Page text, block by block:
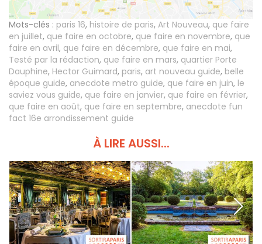
Mots-clés : paris 16, histoire de paris, Art Nouveau, que faire
en juillet, que faire en octobre, que faire en novembre, que
faire en avril, que faire en décembre, que faire en mai,
Testé par la rédaction, que faire en mars, quartier Porte
Dauphine, Hector Guimard, paris, art nouveau guide, belle
époque guide, anecdote metro guide, que faire en juin, le
saviez vous guide, que faire en janvier, que faire en février,
que faire en août, que faire en septembre, anecdote fun
fact 16e arrondissement guide
À LIRE AUSSI...